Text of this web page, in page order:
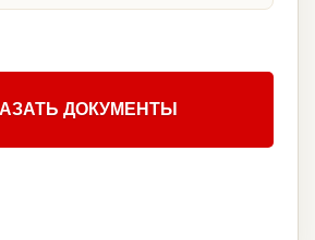
ДОКУМЕНТЫ